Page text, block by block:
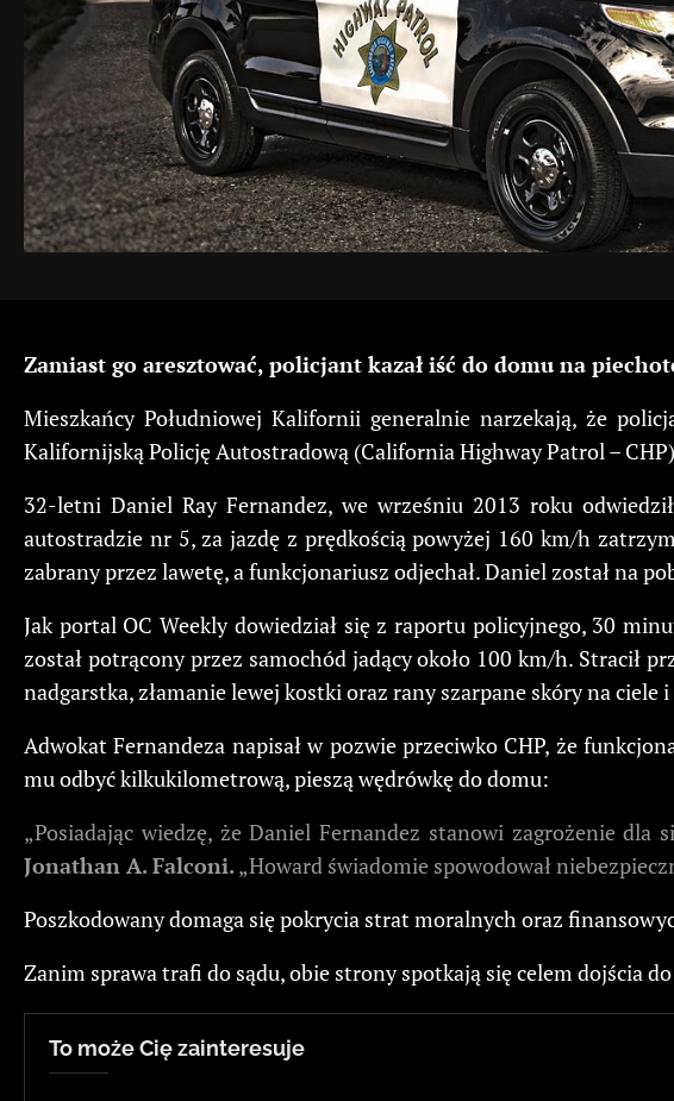
Zamiast go aresztować, policjant kazał iść do domu na
Mieszkańcy Południowej Kalifornii generalnie narzekają, że
Kalifornijską Policję Autostradową (California Highway Patrol –
32-letni Daniel Ray Fernandez, we wrześniu 2013 roku
autostradzie nr 5, za jazdę z prędkością powyżej 160 km/h
zabrany przez lawetę, a funkcjonariusz odjechał. Daniel został na
Jak portal OC Weekly dowiedział się z raportu policyjnego, 30
został potrącony przez samochód jadący około 100 km/h. Stracił
nadgarstka, złamanie lewej kostki oraz rany szarpane skóry na ciele i
Adwokat Fernandeza napisał w pozwie przeciwko CHP, że
mu odbyć kilkukilometrową, pieszą wędrówkę do domu:
„Posiadając wiedzę, że Daniel Fernandez stanowi zagrożenie
Jonathan A. Falconi. „Howard świadomie spowodował
Poszkodowany domaga się pokrycia strat moralnych oraz
Zanim sprawa trafi do sądu, obie strony spotkają się celem dojścia
To może Cię zainteresuje